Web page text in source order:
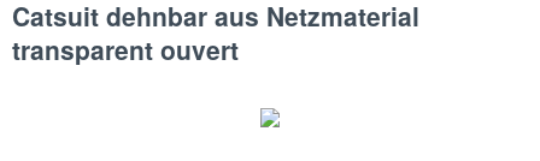
Catsuit dehnbar aus Netzmaterial
transparent ouvert